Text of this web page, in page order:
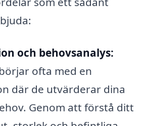
och behovsanalys:
ofta med en
där de utvärderar dina
Genom att förstå ditt